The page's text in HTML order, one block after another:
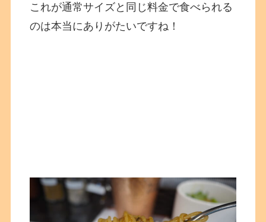
これが通常サイズと同じ料金で食べられる
のは本当にありがたいですね！